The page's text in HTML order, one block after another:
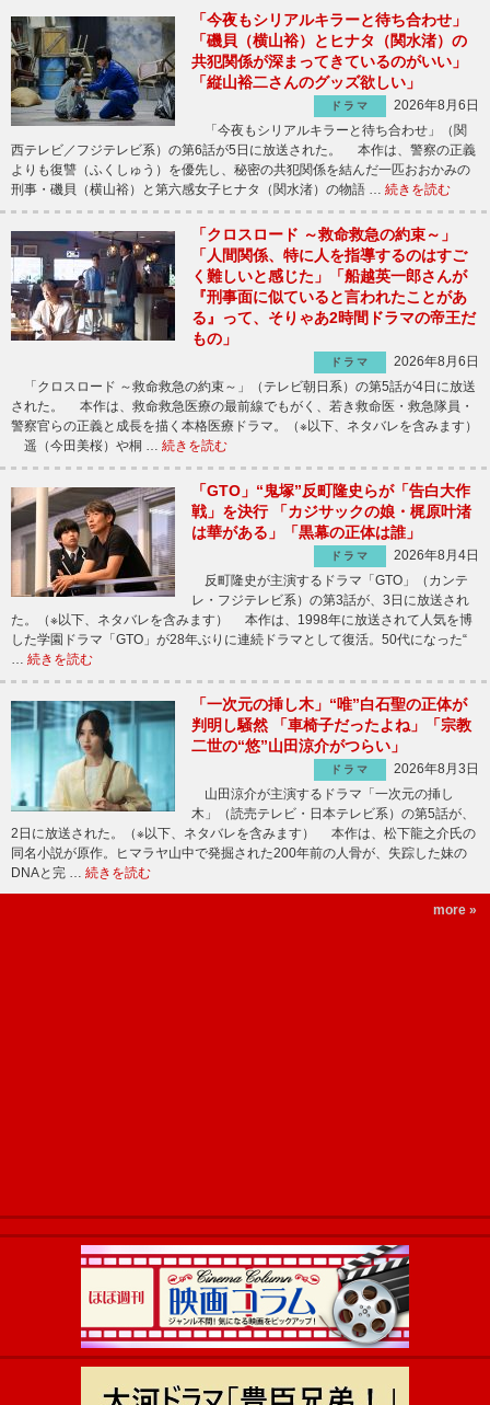
「今夜もシリアルキラーと待ち合わせ」
「磯貝（横山裕）とヒナタ（関水渚）の
共犯関係が深まってきているのがいい」
「縦山裕二さんのグッズ欲しい」
ドラマ
2026年8月6日
「今夜もシリアルキラーと待ち合わせ」（関
西テレビ／フジテレビ系）の第6話が5日に放送された。 本作は、警察の正義
よりも復讐（ふくしゅう）を優先し、秘密の共犯関係を結んだ一匹おおかみの
刑事・磯貝（横山裕）と第六感女子ヒナタ（関水渚）の物語 … 続きを読む
「クロスロード ～救命救急の約束～」
「人間関係、特に人を指導するのはすご
く難しいと感じた」「船越英一郎さんが
『刑事面に似ていると言われたことがあ
る』って、そりゃあ2時間ドラマの帝王だ
もの」
ドラマ
2026年8月6日
「クロスロード ～救命救急の約束～」（テレビ朝日系）の第5話が4日に放送
された。 本作は、救命救急医療の最前線でもがく、若き救命医・救急隊員・
警察官らの正義と成長を描く本格医療ドラマ。（※以下、ネタバレを含みます）
遥（今田美桜）や桐 … 続きを読む
「GTO」“鬼塚”反町隆史らが「告白大作
戦」を決行 「カジサックの娘・梶原叶渚
は華がある」「黒幕の正体は誰」
ドラマ
2026年8月4日
反町隆史が主演するドラマ「GTO」（カンテ
レ・フジテレビ系）の第3話が、3日に放送され
た。（※以下、ネタバレを含みます） 本作は、1998年に放送されて人気を博
した学園ドラマ「GTO」が28年ぶりに連続ドラマとして復活。50代になった“
… 続きを読む
「一次元の挿し木」“唯”白石聖の正体が
判明し騒然 「車椅子だったよね」「宗教
二世の“悠”山田涼介がつらい」
ドラマ
2026年8月3日
山田涼介が主演するドラマ「一次元の挿し
木」（読売テレビ・日本テレビ系）の第5話が、
2日に放送された。（※以下、ネタバレを含みます） 本作は、松下龍之介氏の
同名小説が原作。ヒマラヤ山中で発掘された200年前の人骨が、失踪した妹の
DNAと完 … 続きを読む
more »